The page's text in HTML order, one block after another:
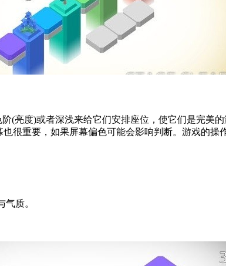
(亮度)或者深浅来给它们安排座位，使它们是完美
很重要，如果屏幕偏色可能会影响判断。游戏的操
质。